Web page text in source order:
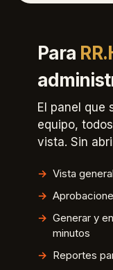
Para
El panel que
equipo,
vista. Sin
Vista
Generar y
minutos
Reportes